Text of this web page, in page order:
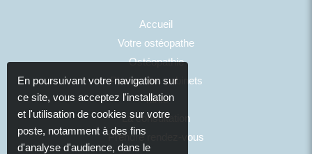
Accueil
Votre ostéopathe
Ostéopathie
Photos des cabinets
Tarifs
La consultation
Prendre rendez-vous
En poursuivant votre navigation sur
ce site, vous acceptez l'installation
et l'utilisation de cookies sur votre
poste, notamment à des fins
d'analyse d'audience, dans le